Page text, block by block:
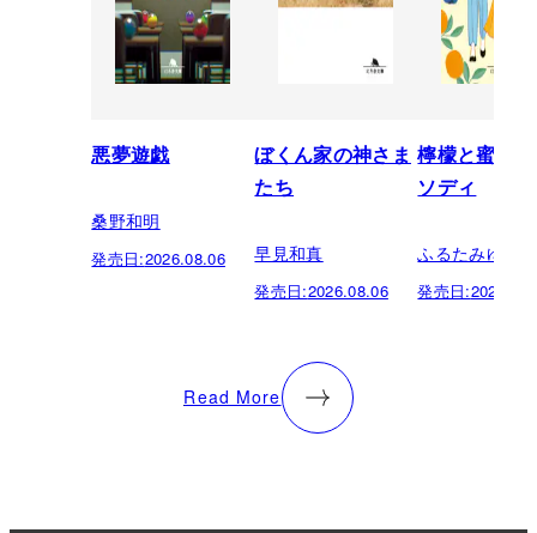
悪夢遊戯
桑野和明
発売日:2026.08.06
ぼくん家の神さま
たち
早見和真
発売日:2026.08.06
檸檬と蜜柑
ソディ
ふるたみゆき
発売日:
Read More